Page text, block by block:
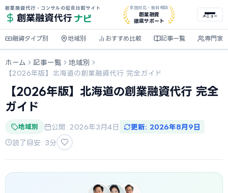
創業融資代行・コンサルの総合比較サイト
創業融資代行 ナビ
全国対応・無料相談
創業融資
徹底サポート
メニュー
融資タイプ別 地域別 おすすめ比較 記事一覧 専門家
ホーム 記事一覧
地域別
【2026年版】北海道の創業融資代行 完全ガイド
【2026年版】北海道の創業融資代行 完全
ガイド
地域別 公開: 2026年3月4日 更新: 2026年8月9日
読了目安: 3分